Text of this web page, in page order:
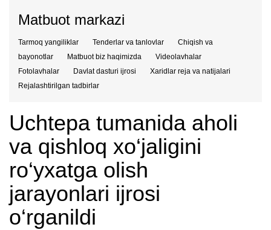
Matbuot markazi
Tarmoq yangiliklar Tenderlar va tanlovlar
Chiqish va
bayonotlar
Matbuot biz haqimizda
Videolavhalar
Fotolavhalar
Davlat dasturi ijrosi
Xaridlar reja va natijalari
Rejalashtirilgan tadbirlar
Uchtepa tumanida aholi
va qishloq xo‘jaligini
ro‘yxatga olish
jarayonlari ijrosi
o‘rganildi